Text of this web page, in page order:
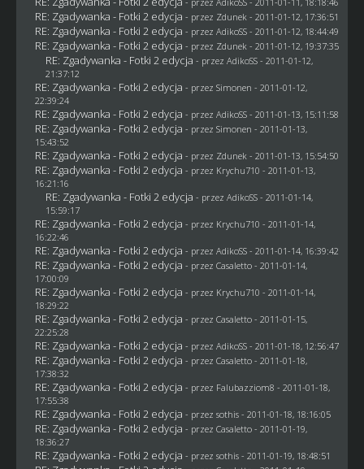
RE: Zgadywanka - Fotki 2 edycja - przez Zdunek - 2011-01-12, 17:36:51
RE: Zgadywanka - Fotki 2 edycja - przez AdikoSS - 2011-01-12, 18:44:49
RE: Zgadywanka - Fotki 2 edycja - przez Zdunek - 2011-01-12, 19:37:35
RE: Zgadywanka - Fotki 2 edycja - przez AdikoSS - 2011-01-12,
21:37:12
RE: Zgadywanka - Fotki 2 edycja - przez Simonen - 2011-01-12,
22:39:24
RE: Zgadywanka - Fotki 2 edycja - przez AdikoSS - 2011-01-13, 15:11:58
RE: Zgadywanka - Fotki 2 edycja - przez Simonen - 2011-01-13,
15:43:52
RE: Zgadywanka - Fotki 2 edycja - przez Zdunek - 2011-01-13, 15:54:50
RE: Zgadywanka - Fotki 2 edycja - przez Krychu710 - 2011-01-13,
16:21:16
RE: Zgadywanka - Fotki 2 edycja - przez AdikoSS - 2011-01-14,
15:59:17
RE: Zgadywanka - Fotki 2 edycja - przez Krychu710 - 2011-01-14,
16:22:46
RE: Zgadywanka - Fotki 2 edycja - przez AdikoSS - 2011-01-14, 16:39:42
RE: Zgadywanka - Fotki 2 edycja - przez Casaletto- 2011-01-14,
17:00:09
RE: Zgadywanka - Fotki 2 edycja - przez Krychu710 - 2011-01-14,
18:29:22
RE: Zgadywanka - Fotki 2 edycja - przez Casaletto- 2011-01-15,
22:25:28
RE: Zgadywanka - Fotki 2 edycja - przez AdikoSS - 2011-01-18, 12:56:47
RE: Zgadywanka - Fotki 2 edycja - przez Casaletto- 2011-01-18,
17:38:32
RE: Zgadywanka - Fotki 2 edycja - przez Falubazziom8 - 2011-01-18,
17:55:38
RE: Zgadywanka - Fotki 2 edycja - przez sothis- 2011-01-18, 18:16:05
RE: Zgadywanka - Fotki 2 edycja - przez Casaletto- 2011-01-19,
18:36:27
RE: Zgadywanka - Fotki 2 edycja - przez sothis- 2011-01-19, 18:48:51